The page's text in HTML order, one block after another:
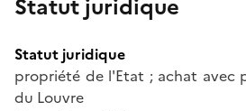
Statut juridique
Statut juridique
propriété de l'Etat ; achat avec
du Louvre